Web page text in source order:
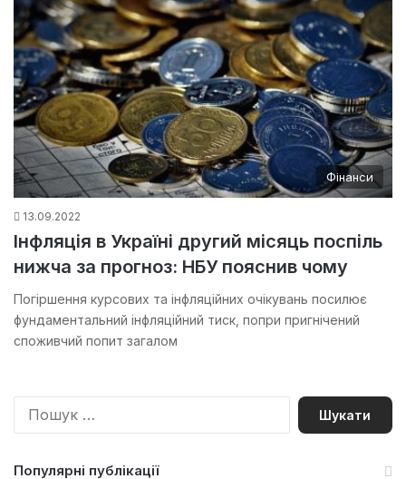
Фінанси
13.09.2022
Інфляція в Україні другий місяць поспіль
нижча за прогноз: НБУ пояснив чому
Погіршення курсових та інфляційних очікувань посилює
фундаментальний інфляційний тиск, попри пригнічений
споживчий попит загалом
П
Популярні публікації